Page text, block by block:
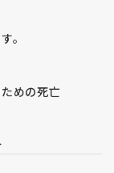
。
めの死亡